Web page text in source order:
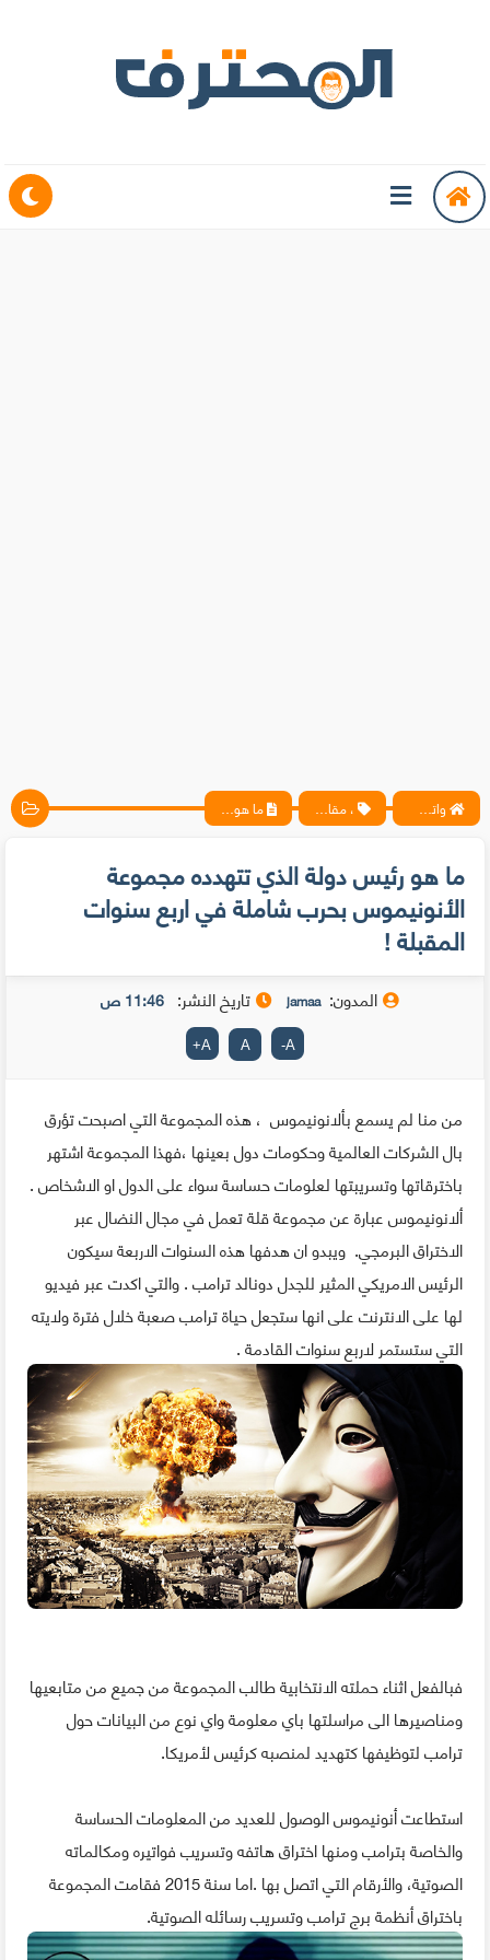
واتس آب ، فيسبوك ، أنترنت ، شروحات تقنية حصرية - المحترف ، مقالات ما هو رئيس دولة الذي تتهدده مجموعة الأنونيموس بحرب شاملة في اربع سنوات المقبلة !
ما هو رئيس دولة الذي تتهدده مجموعة
الأنونيموس بحرب شاملة في اربع سنوات
المقبلة !
المدون: jamaa تاريخ النشر: 11:46 ص
A
-
A
A
+
من منا لم يسمع بألانونيموس ، هذه المجموعة التي اصبحت تؤرق
بال الشركات العالمية وحكومات دول بعينها ،فهذا المجموعة اشتهر
باخترقاتها وتسريبتها لعلومات حساسة سواء على الدول او الاشخاص .
ألانونيموس عبارة عن مجموعة قلة تعمل في مجال النضال عبر
الاختراق البرمجي. ويبدو ان هدفها هذه السنوات الاربعة سيكون
الرئيس الامريكي المثير للجدل دونالد ترامب . والتي اكدت عبر فيديو
لها على الانترنت على انها ستجعل حياة ترامب صعبة خلال فترة ولايته
التي ستستمر لاربع سنوات القادمة .
فبالفعل اثناء حملته الانتخابية طالب المجموعة من جميع من متابعيها
ومناصيرها الى مراسلتها باي معلومة واي نوع من البيانات حول
ترامب لتوظيفها كتهديد لمنصبه كرئيس لأمريكا.
استطاعت أنونيموس الوصول للعديد من المعلومات الحساسة
والخاصة بترامب ومنها اختراق هاتفه وتسريب فواتيره ومكالماته
الصوتية، والأرقام التي اتصل بها .اما سنة 2015 فقامت المجموعة
باختراق أنظمة برج ترامب وتسريب رسائله الصوتية.